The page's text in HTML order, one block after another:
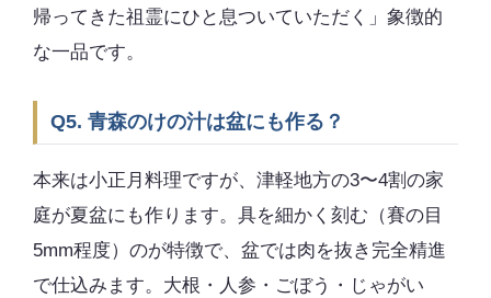
帰ってきた祖霊にひと息ついていただく」象徴的
な一品です。
Q5. 青森のけの汁は盆にも作る？
本来は小正月料理ですが、津軽地方の3〜4割の家
庭が夏盆にも作ります。具を細かく刻む（賽の目
5mm程度）のが特徴で、盆では肉を抜き完全精進
で仕込みます。大根・人参・ごぼう・じゃがい